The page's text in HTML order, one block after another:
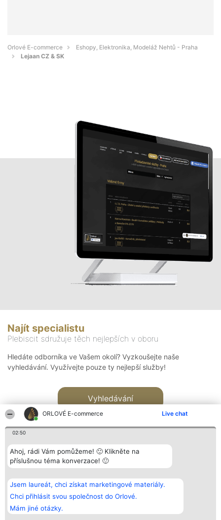
ORLOVÉ E-commerce Live chat
02:50
Ahoj, rádi Vám pomůžeme! 🙂 Klikněte na
příslušnou téma konverzace! 🙂
Jsem laureát, chci získat marketingové materiály.
Chci přihlásit svou společnost do Orlové.
Mám jiné otázky.
Orlové E-commerce
Eshopy, Elektronika, Modeláž Nehtů - Praha
Lejaan CZ & SK
Najít specialistu
Plebiscit sdružuje těch nejlepších v oboru
Hledáte odborníka ve Vašem okolí? Vyzkoušejte naše
vyhledávání. Využívejte pouze ty nejlepší služby!
Vyhledávání
Bright Side Solutions sp. z o.
o. sp. k.
ul. Ruska 22
Wrocław 50-079
KRS 0000749100 | Regon
381313360 | NIP 8943132676
Vítězové
Seznam všech
laureátů
Zásady
Zásady
Kontakt